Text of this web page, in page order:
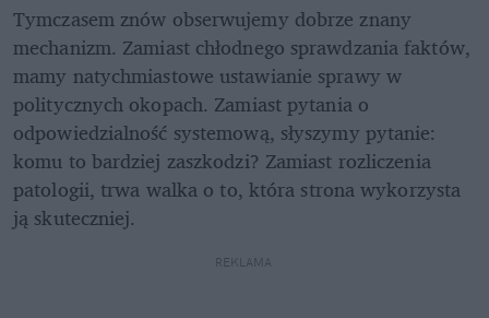
Tymczasem znów obserwujemy dobrze znany
mechanizm. Zamiast chłodnego sprawdzania faktów,
mamy natychmiastowe ustawianie sprawy w
politycznych okopach. Zamiast pytania o
odpowiedzialność systemową, słyszymy pytanie:
komu to bardziej zaszkodzi? Zamiast rozliczenia
patologii, trwa walka o to, która strona wykorzysta
ją skuteczniej.
REKLAMA